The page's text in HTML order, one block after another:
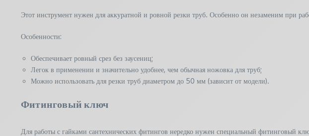
Этот инструмент нужен для аккуратной и ровной резки труб. Особенно он незаменим при
Особенности:
Обеспечивает ровный срез без заусениц;
Легок в применении и значительно удобнее, чем обычная ножовка для труб;
Можно использовать для резки труб диаметром до 50 мм (зависит от модели).
Фитинговый ключ
Для работы с гайками сантехнических фитингов нередко нужен специальный фитинговый